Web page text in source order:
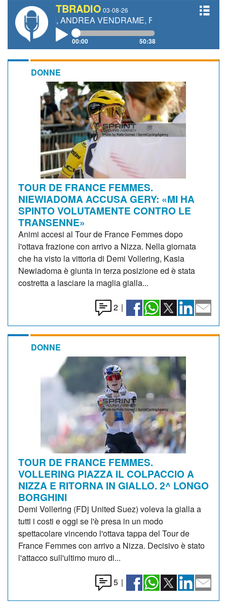
TBRADIO 03-08-26
ANDREA VENDRAME, FILIPPO FIORELLI
00:00 50:38
DONNE
TOUR DE FRANCE FEMMES.
NIEWIADOMA ACCUSA GERY: «MI HA
SPINTO VOLUTAMENTE CONTRO LE
TRANSENNE»
Animi accesi al Tour de France Femmes dopo
l'ottava frazione con arrivo a Nizza. Nella giornata
che ha visto la vittoria di Demi Vollering, Kasia
Newiadoma è giunta in terza posizione ed è stata
costretta a lasciare la maglia gialla...
2 |
DONNE
TOUR DE FRANCE FEMMES.
VOLLERING PIAZZA IL COLPACCIO A
NIZZA E RITORNA IN GIALLO. 2^ LONGO
BORGHINI
Demi Vollering (FDj United Suez) voleva la gialla a
tutti i costi e oggi se l'è presa in un modo
spettacolare vincendo l'ottava tappa del Tour de
France Femmes con arrivo a Nizza. Decisivo è stato
l'attacco sull'ultimo muro di...
5 |